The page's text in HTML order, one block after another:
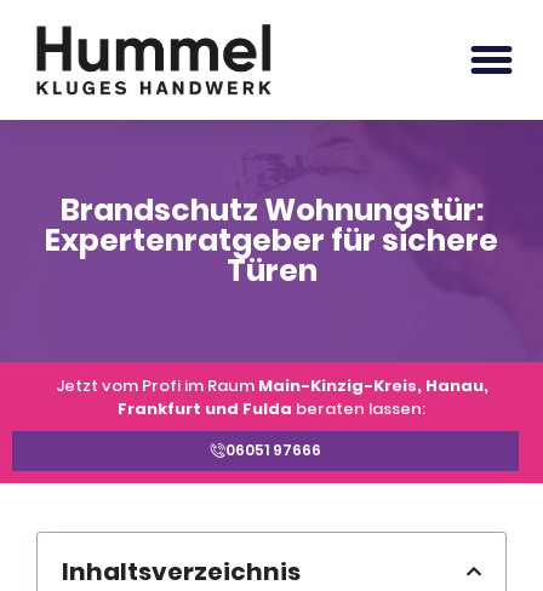
Brandschutz Wohnungstür:
Expertenratgeber für sichere
Türen
Jetzt vom Profi im Raum Main-Kinzig-Kreis, Hanau,
Frankfurt und Fulda beraten lassen:
06051 97666
Inhaltsverzeichnis